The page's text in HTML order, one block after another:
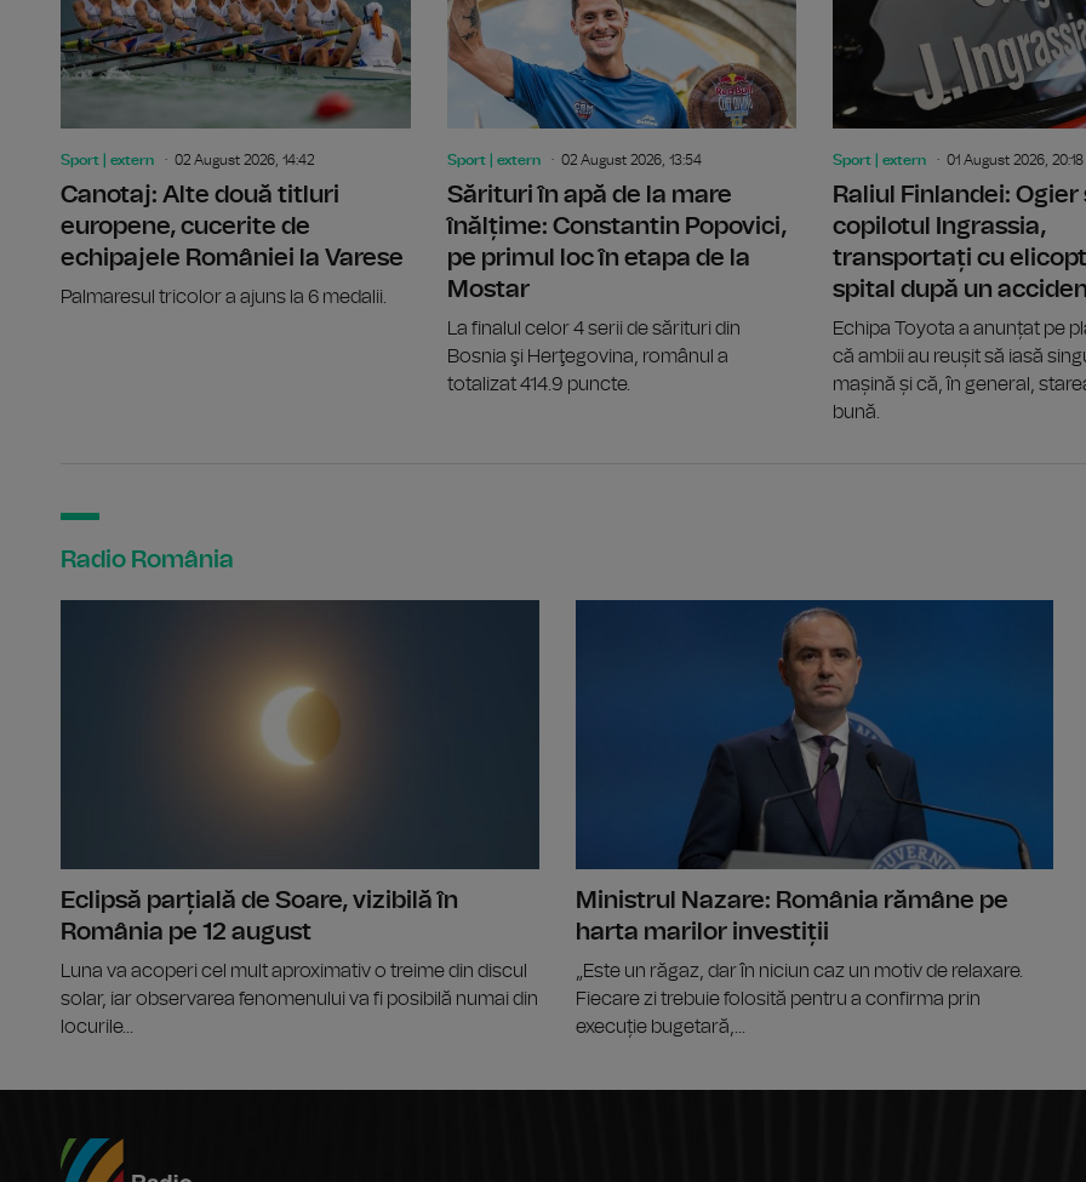
Sport | extern 02 August 2026, 14:42
Canotaj: Alte două titluri
europene, cucerite de
echipajele României la Varese
Palmaresul tricolor a ajuns la 6 medalii.
Sport | extern 02 August 2026, 13:54
Sărituri în apă de la mare
înălțime: Constantin Popovici,
pe primul loc în etapa de la
Mostar
La finalul celor 4 serii de sărituri din
Bosnia şi Herţegovina, românul a
totalizat 414.9 puncte.
Sport | extern 01 August 2026, 20:18
Raliul Finlandei: Ogier
copilotul Ingrassia,
transportați cu
spital după un
Echipa Toyota a anunțat pe
că ambii au reușit să iasă
mașină și că, în general,
bună.
Radio România
Eclipsă parțială de Soare, vizibilă în
România pe 12 august
Luna va acoperi cel mult aproximativ o treime din discul
solar, iar observarea fenomenului va fi posibilă numai din
locurile...
Ministrul Nazare: România rămâne pe
harta marilor investiții
„Este un răgaz, dar în niciun caz un motiv de relaxare.
Fiecare zi trebuie folosită pentru a confirma prin
execuție bugetară,...